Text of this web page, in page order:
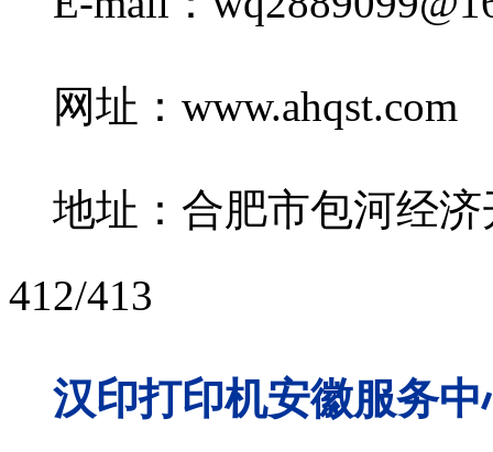
网址：www.ahqst.com
地址：合肥市包河经济
412/413
汉印打印机安徽服务